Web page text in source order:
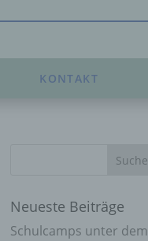
KONTAKT
Neueste Beiträge
Schulcamps unter dem